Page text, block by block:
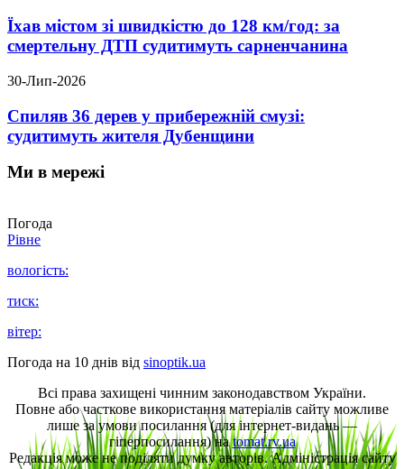
Їхав містом зі швидкістю до 128 км/год: за
смертельну ДТП судитимуть сарненчанина
30-Лип-2026
Спиляв 36 дерев у прибережній смузі:
судитимуть жителя Дубенщини
Ми в мережі
Погода
Рівне
вологість:
тиск:
вітер:
Погода на 10 днів від sinoptik.ua
Всі права захищені чинним законодавством України.
Повне або часткове використання матеріалів сайту можливе
лише за умови посилання (для інтернет-видань —
гіперпосилання) наtomat.rv.ua
Редакція може не поділяти думку авторів. Адміністрація сайту